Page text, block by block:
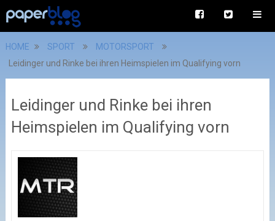
HOME SPORT
MOTORSPORT
Leidinger und Rinke bei ihren Heimspielen im Qualifying vorn
Leidinger und Rinke bei ihren
Heimspielen im Qualifying vorn